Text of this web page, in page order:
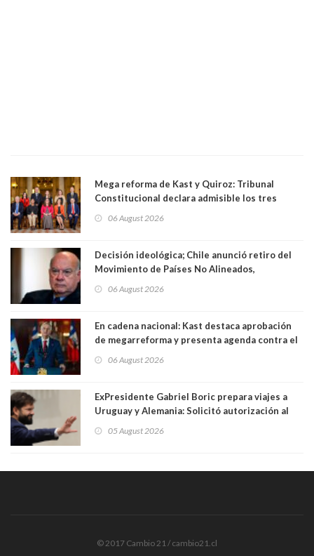
Mega reforma de Kast y Quiroz: Tribunal
Constitucional declara admisible los tres
06 August 2026
Decisión ideológica; Chile anunció retiro del
Movimiento de Países No Alineados,
1971. Excanciller Insulza lamentó decisión
06 August 2026
En cadena nacional: Kast destaca aprobación
de megarreforma y presenta agenda contra el
06 August 2026
ExPresidente Gabriel Boric prepara viajes a
Uruguay y Alemania: Solicitó autorización al
05 August 2026
© 2017 Cambio 21 / cambio21.cl